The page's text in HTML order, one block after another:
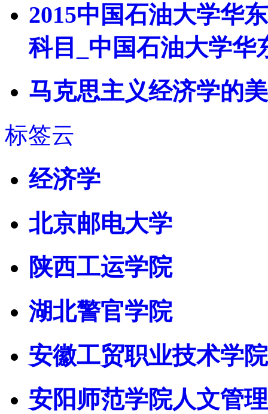
2015中国石油大学华
科目_中国石油大学华
马克思主义经济学的
标签云
经济学
北京邮电大学
陕西工运学院
湖北警官学院
安徽工贸职业技术学院
安阳师范学院人文管